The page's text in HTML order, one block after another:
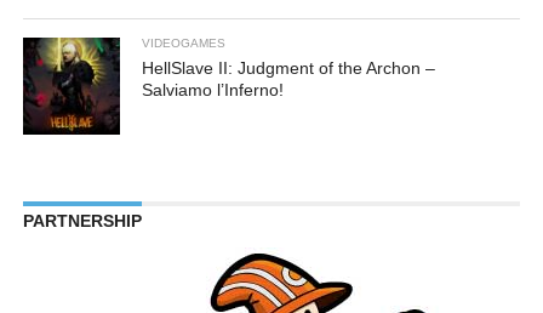
VIDEOGAMES
HellSlave II: Judgment of the Archon –
Salviamo l’Inferno!
PARTNERSHIP